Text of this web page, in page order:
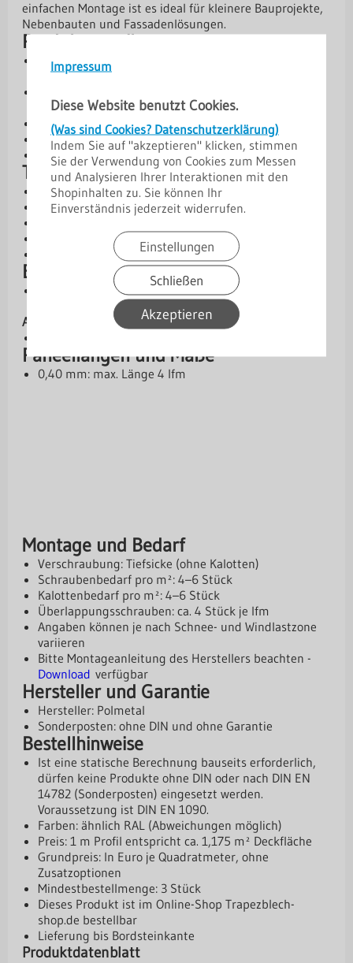
Impressum
Diese Website benutzt Cookies.
(Was sind Cookies? Datenschutzerklärung)
Indem Sie auf "akzeptieren" klicken, stimmen
Sie der Verwendung von Cookies zum Messen
und Analysieren Ihrer Interaktionen mit den
Shopinhalten zu. Sie können Ihr
Einverständnis jederzeit widerrufen.
Einstellungen
Schließen
Akzeptieren
einfachen Montage ist es ideal für kleinere Bauprojekte,
Nebenbauten und Fassadenlösungen.
Produktvorteile
Geringe Profilhöhe von 7 mm für elegante
Anwendungen an der Fassade
Flächenabdeckung
Robuster Stahlkern nach EN 10169
Wirtschaftliche Standardbeschichtung
Sonderposten – besonders preisgünstig
Technische Daten
Profilhöhe: 7 mm
Deckbreite: 1175 mm
Kern: Stahl, S280GD + Z275 nach EN 10169
Materialstärke: 0,40 mm
Beschichtungen und Schutz
[SP] 25 µm Standardpolyester – wirtschaftliche
Antikondensbeschichtung:
Paneellängen und Maße
0,40 mm: max. Länge 4 lfm
Montage und Bedarf
Verschraubung: Tiefsicke (ohne Kalotten)
Schraubenbedarf pro m²: 4–6 Stück
Kalottenbedarf pro m²: 4–6 Stück
Überlappungsschrauben: ca. 4 Stück je lfm
Angaben können je nach Schnee- und Windlastzone
variieren
Bitte Montageanleitung des Herstellers beachten -
Download verfügbar
Hersteller und Garantie
Hersteller: Polmetal
Sonderposten: ohne DIN und ohne Garantie
Bestellhinweise
Ist eine statische Berechnung bauseits erforderlich,
dürfen keine Produkte ohne DIN oder nach DIN EN
14782 (Sonderposten) eingesetzt werden.
Voraussetzung ist DIN EN 1090.
Farben: ähnlich RAL (Abweichungen möglich)
Preis: 1 m Profil entspricht ca. 1,175 m² Deckfläche
Grundpreis: In Euro je Quadratmeter, ohne
Zusatzoptionen
Mindestbestellmenge: 3 Stück
Dieses Produkt ist im Online-Shop Trapezblech-
shop.de bestellbar
Lieferung bis Bordsteinkante
Produktdatenblatt